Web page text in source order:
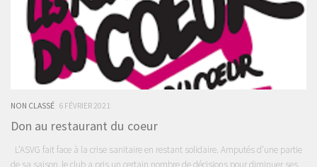
NON CLASSÉ 6 FÉVRIER 2021
Don au restaurant du coeur
L’ASVG fait face à la crise sanitaire en restant solidaire. Amputés d’une partie
de sa saison, le club a pris un certain nombre de décisions pour diminuer ses